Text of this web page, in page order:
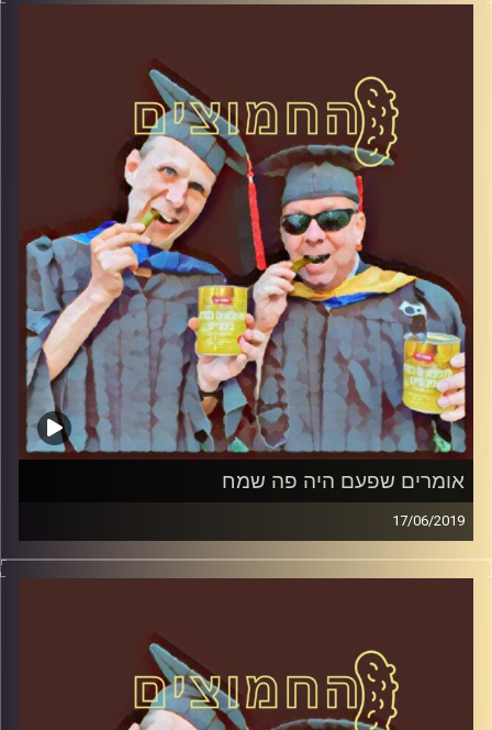
קרדיט תמונות:AudioVersity
אומרים שפעם היה פה שמח
17/06/2019
פרופסור בועז בן-דוד ופרופסור גלעד הירשברגר
קרדיט תמונות:AudioVersity